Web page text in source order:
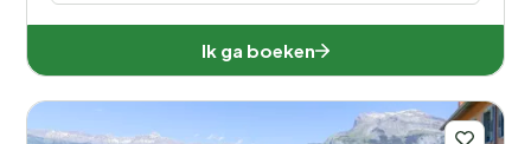
Ik ga boeken